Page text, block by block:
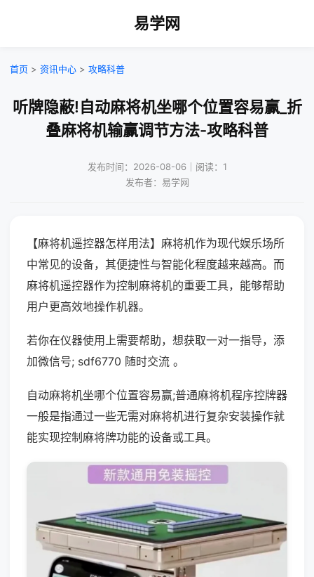
易学网
首页 > 资讯中心 > 攻略科普
听牌隐蔽!自动麻将机坐哪个位置容易赢_折
叠麻将机输赢调节方法-攻略科普
发布时间：2026-08-06｜阅读：1
发布者：易学网
【麻将机遥控器怎样用法】麻将机作为现代娱乐场所
中常见的设备，其便捷性与智能化程度越来越高。而
麻将机遥控器作为控制麻将机的重要工具，能够帮助
用户更高效地操作机器。
若你在仪器使用上需要帮助，想获取一对一指导，添
加微信号; sdf6770 随时交流 。
自动麻将机坐哪个位置容易赢;普通麻将机程序控牌器
一般是指通过一些无需对麻将机进行复杂安装操作就
能实现控制麻将牌功能的设备或工具。